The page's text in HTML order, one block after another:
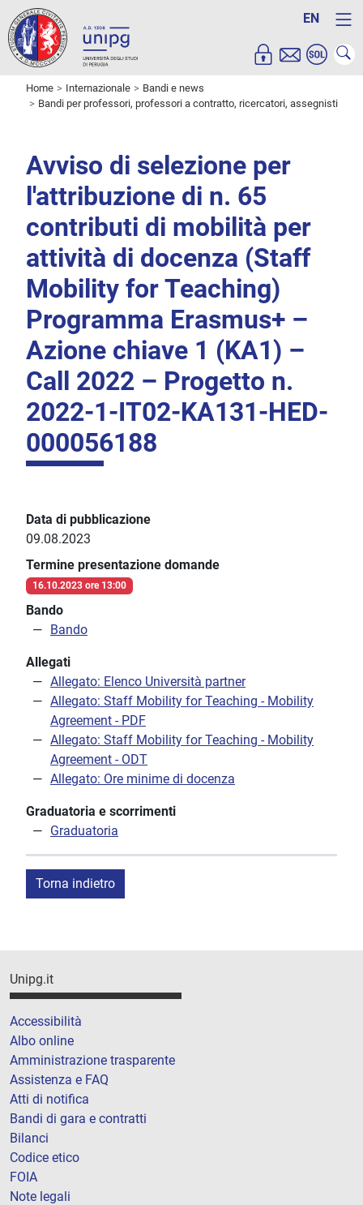
EN
Home Internazionale
Bandi e news
Bandi per professori, professori a contratto, ricercatori, assegnisti
Avviso di selezione per
l'attribuzione di n. 65
contributi di mobilità per
attività di docenza (Staff
Mobility for Teaching)
Programma Erasmus+ –
Azione chiave 1 (KA1) –
Call 2022 – Progetto n.
2022-1-IT02-KA131-HED-
000056188
Data di pubblicazione
09.08.2023
Termine presentazione domande
16.10.2023 ore 13:00
Bando
Bando
Allegati
Allegato: Elenco Università partner
Allegato: Staff Mobility for Teaching - Mobility
Agreement - PDF
Allegato: Staff Mobility for Teaching - Mobility
Agreement - ODT
Allegato: Ore minime di docenza
Graduatoria e scorrimenti
Graduatoria
Torna indietro
Unipg.it
Accessibilità
Albo online
Amministrazione trasparente
Assistenza e FAQ
Atti di notifica
Bandi di gara e contratti
Bilanci
Codice etico
FOIA
Note legali